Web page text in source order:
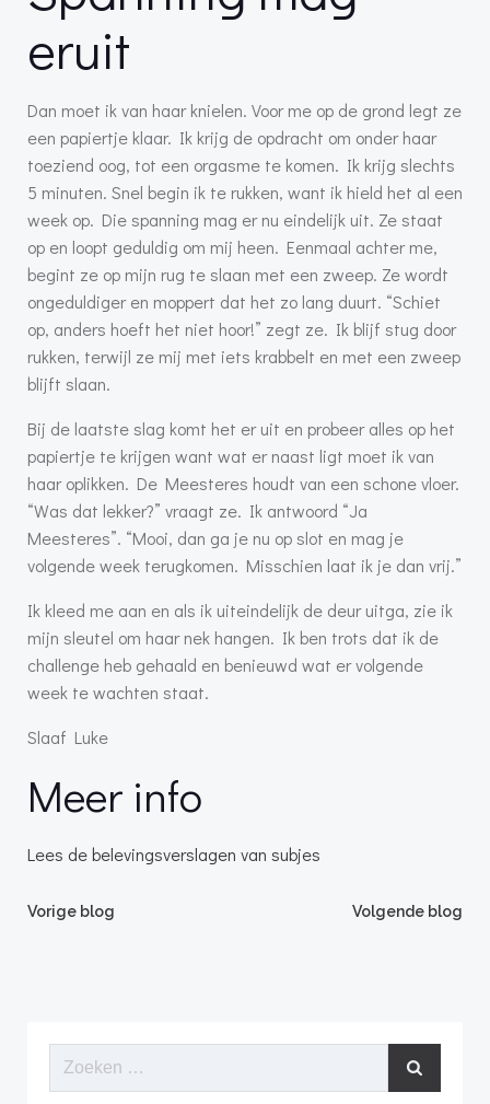
eruit
Dan moet ik van haar knielen. Voor me op de grond legt ze
een papiertje klaar. Ik krijg de opdracht om onder haar
toeziend oog, tot een orgasme te komen. Ik krijg slechts
5 minuten. Snel begin ik te rukken, want ik hield het al een
week op. Die spanning mag er nu eindelijk uit. Ze staat
op en loopt geduldig om mij heen. Eenmaal achter me,
begint ze op mijn rug te slaan met een zweep. Ze wordt
ongeduldiger en moppert dat het zo lang duurt. “Schiet
op, anders hoeft het niet hoor!” zegt ze. Ik blijf stug door
rukken, terwijl ze mij met iets krabbelt en met een zweep
blijft slaan.
Bij de laatste slag komt het er uit en probeer alles op het
papiertje te krijgen want wat er naast ligt moet ik van
haar oplikken. De Meesteres houdt van een schone vloer.
“Was dat lekker?” vraagt ze. Ik antwoord “Ja
Meesteres”. “Mooi, dan ga je nu op slot en mag je
volgende week terugkomen. Misschien laat ik je dan vrij.”
Ik kleed me aan en als ik uiteindelijk de deur uitga, zie ik
mijn sleutel om haar nek hangen. Ik ben trots dat ik de
challenge heb gehaald en benieuwd wat er volgende
week te wachten staat.
Slaaf Luke
Meer info
Lees de belevingsverslagen van subjes
Bericht
Vorige blog
BerichtVolgende blog
Zoeken